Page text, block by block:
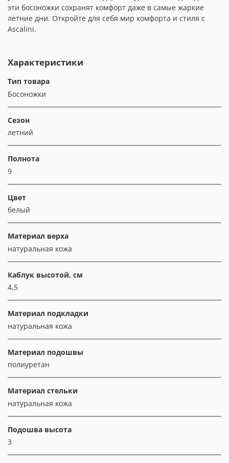
эти босоножки сохранят комфорт даже в самые жаркие
летние дни. Откройте для себя мир комфорта и стиля с
Ascalini.
Характеристики
Тип товара
Босоножки
Сезон
летний
Полнота
9
Цвет
белый
Материал верха
натуральная кожа
Каблук высотой, см
4,5
Материал подкладки
натуральная кожа
Материал подошвы
полиуретан
Материал стельки
натуральная кожа
Подошва высота
3